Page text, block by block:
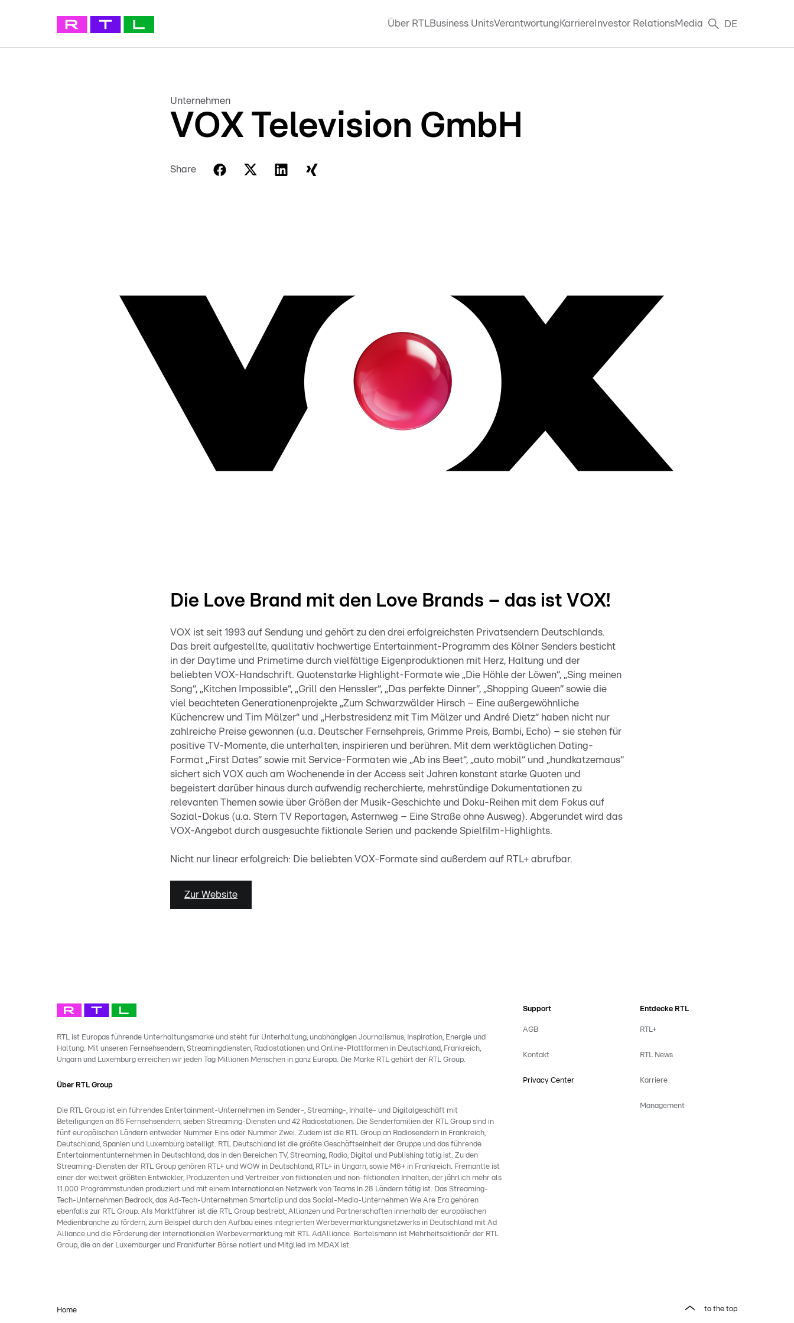
Über RTLBusiness UnitsVerantwortung Karriere Investor RelationsMedia DE
Unternehmen
VOX Television GmbH
Share
Die Love Brand mit den Love Brands – das ist VOX!
VOX ist seit 1993 auf Sendung und gehört zu den drei erfolgreichsten Privatsendern Deutschlands.
Das breit aufgestellte, qualitativ hochwertige Entertainment-Programm des Kölner Senders besticht
in der Daytime und Primetime durch vielfältige Eigenproduktionen mit Herz, Haltung und der
beliebten VOX-Handschrift. Quotenstarke Highlight-Formate wie „Die Höhle der Löwen“, „Sing meinen
Song“, „Kitchen Impossible“, „Grill den Henssler“, „Das perfekte Dinner“, „Shopping Queen“ sowie die
viel beachteten Generationenprojekte „Zum Schwarzwälder Hirsch – Eine außergewöhnliche
Küchencrew und Tim Mälzer“ und „Herbstresidenz mit Tim Mälzer und André Dietz“ haben nicht nur
zahlreiche Preise gewonnen (u.a. Deutscher Fernsehpreis, Grimme Preis, Bambi, Echo) – sie stehen für
positive TV-Momente, die unterhalten, inspirieren und berühren. Mit dem werktäglichen Dating-
Format „First Dates“ sowie mit Service-Formaten wie „Ab ins Beet“, „auto mobil“ und „hundkatzemaus“
sichert sich VOX auch am Wochenende in der Access seit Jahren konstant starke Quoten und
begeistert darüber hinaus durch aufwendig recherchierte, mehrstündige Dokumentationen zu
relevanten Themen sowie über Größen der Musik-Geschichte und Doku-Reihen mit dem Fokus auf
Sozial-Dokus (u.a. Stern TV Reportagen, Asternweg – Eine Straße ohne Ausweg). Abgerundet wird das
VOX-Angebot durch ausgesuchte fiktionale Serien und packende Spielfilm-Highlights.
Nicht nur linear erfolgreich: Die beliebten VOX-Formate sind außerdem auf RTL+ abrufbar.
Zur Website
RTL ist Europas führende Unterhaltungsmarke und steht für Unterhaltung, unabhängigen Journalismus, Inspiration, Energie und
Haltung. Mit unseren Fernsehsendern, Streamingdiensten, Radiostationen und Online-Plattformen in Deutschland, Frankreich,
Ungarn und Luxemburg erreichen wir jeden Tag Millionen Menschen in ganz Europa. Die Marke RTL gehört der RTL Group.
Über RTL Group
Die RTL Group ist ein führendes Entertainment-Unternehmen im Sender-, Streaming-, Inhalte- und Digitalgeschäft mit
Beteiligungen an 85 Fernsehsendern, sieben Streaming-Diensten und 42 Radiostationen. Die Senderfamilien der RTL Group sind in
fünf europäischen Ländern entweder Nummer Eins oder Nummer Zwei. Zudem ist die RTL Group an Radiosendern in Frankreich,
Deutschland, Spanien und Luxemburg beteiligt. RTL Deutschland ist die größte Geschäftseinheit der Gruppe und das führende
Entertainmentunternehmen in Deutschland, das in den Bereichen TV, Streaming, Radio, Digital und Publishing tätig ist. Zu den
Streaming-Diensten der RTL Group gehören RTL+ und WOW in Deutschland, RTL+ in Ungarn, sowie M6+ in Frankreich. Fremantle ist
einer der weltweit größten Entwickler, Produzenten und Vertreiber von fiktionalen und non-fiktionalen Inhalten, der jährlich mehr als
11.000 Programmstunden produziert und mit einem internationalen Netzwerk von Teams in 28 Ländern tätig ist. Das Streaming-
Tech-Unternehmen Bedrock, das Ad-Tech-Unternehmen Smartclip und das Social-Media-Unternehmen We Are Era gehören
ebenfalls zur RTL Group. Als Marktführer ist die RTL Group bestrebt, Allianzen und Partnerschaften innerhalb der europäischen
Medienbranche zu fördern, zum Beispiel durch den Aufbau eines integrierten Werbevermarktungsnetzwerks in Deutschland mit Ad
Alliance und die Förderung der internationalen Werbevermarktung mit RTL AdAlliance. Bertelsmann ist Mehrheitsaktionär der RTL
Group, die an der Luxemburger und Frankfurter Börse notiert und Mitglied im MDAX ist.
Support
AGB
Kontakt
Privacy Center
Entdecke RTL
RTL+
RTL News
Karriere
Management
Home to the top